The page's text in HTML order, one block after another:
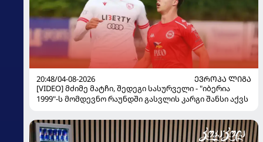
20:48/04-08-2026
ᲔᲕᲠᲝᲞᲐ ᲚᲘᲒᲐ
[VIDEO] მძიმე მატჩი, შედეგი სასურველი - "იბერია
1999"-ს მომდევნო რაუნდში გასვლის კარგი შანსი აქვს